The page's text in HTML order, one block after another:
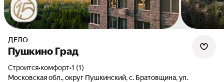
ДЕЛО
Пушкино Град
Строится•комфорт•1 (1)
Московская обл., округ Пушкинский, с. Братовщина, ул.